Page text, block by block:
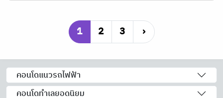
1 2 3 ›
คอนโดแนวรถไฟฟ้า
คอนโดทำเลยอดนิยม